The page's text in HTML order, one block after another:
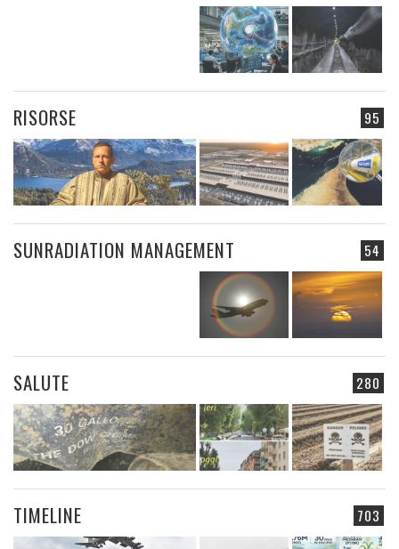
95
RISORSE
54
SUNRADIATION MANAGEMENT
280
SALUTE
703
TIMELINE